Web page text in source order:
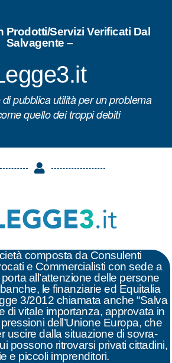
Prodotti/Servizi Verificati Dal
Salvagente –
pubblica utilità per un problema
quello dei troppi debiti
composta da Consulenti
e Commercialisti con sede a
all’attenzione delle persone
le finanziarie ed Equitalia
3/2012 chiamata anche “Salva
di vitale importanza, approvata in
dell’Unione Europa, che
uscire dalla situazione disovra-
possono ritrovarsi privati cittadini,
e piccoli imprenditori.